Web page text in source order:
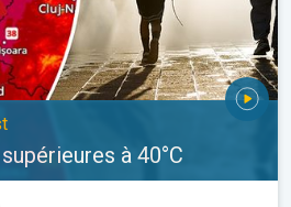
à 40°C